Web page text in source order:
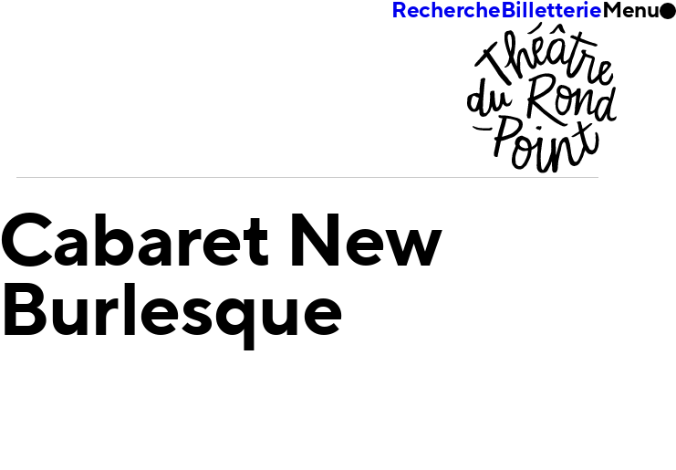
RechercheBilletterieMenu
Cabaret New
Burlesque